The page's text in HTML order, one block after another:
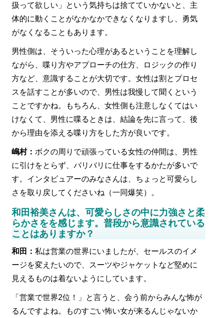
扱って欲しい」という気持ちは捨てていかないと、主
体的に動くことがなかなかできなくなりますし、勇気
がなくなることもあります。
男性側は、そういった心理があるということを理解し
ながら、喋り方やアプローチの仕方、ロジックの作り
方など、意識することが大切です。女性は割とプロセ
スを話すことが多いので、男性は我慢して聞くという
ことですかね。もちろん、女性側も注意しなくてはい
けなくて、男性に喋るときは、結論を先に言って、後
から理由を添える喋り方をした方が良いです。
嶋村： ボクの周りで頑張っている女性の仲間は、男性
に引けをとらず、バリバリに仕事をするかたが多いで
す。インタビュアーのみなさんは、ちょっと可愛らし
さを取り戻してくださいね（一同爆笑）。
和田裕美さんは、可愛らしさの中に力強さと柔
らかさをを感じます。普段から意識されている
ことはありますか？
和田：私は営業の世界にいましたが、セールスのイメ
ージを変えたいので、スーツやジャケットなど堅めに
見えるものは着ないようにしています。
「営業で世界2位！」と言うと、会う前からみんな怖が
るんですよね。ものすごい怖い女が来るんじゃないか